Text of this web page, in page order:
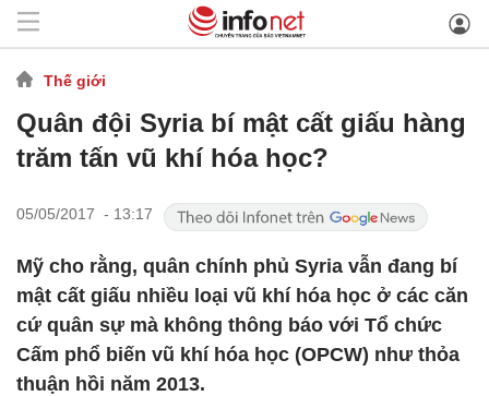
Thế giới
Quân đội Syria bí mật cất giấu hàng
trăm tấn vũ khí hóa học?
05/05/2017 - 13:17
Mỹ cho rằng, quân chính phủ Syria vẫn đang bí
mật cất giấu nhiều loại vũ khí hóa học ở các căn
cứ quân sự mà không thông báo với Tổ chức
Cấm phổ biến vũ khí hóa học (OPCW) như thỏa
thuận hồi năm 2013.